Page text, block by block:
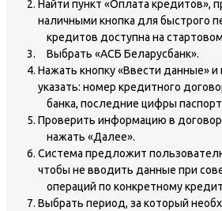
Найти пункт «Оплата кредитов»,
наличными кнопка для быстрого
кредитов доступна на
Выбрать «АСБ Беларусбанк».
Нажать кнопку «Ввести данные»
указать: номер кредитного
банка, последние цифры
Проверить информацию в
нажать «Далее».
Система предложит
чтобы не вводить данные при
операций по конкретному
Выбрать период, за который